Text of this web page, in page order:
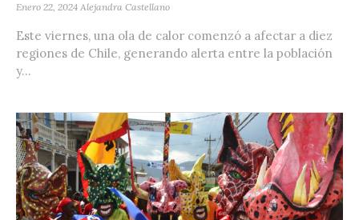
Enero 22, 2024 Alejandra Castellano
Este viernes, una ola de calor comenzó a afectar a diez
regiones de Chile, generando alerta entre la población
y...